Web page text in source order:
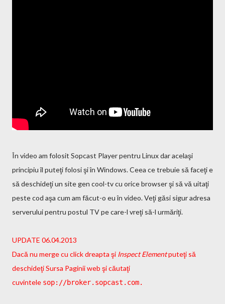
În video am folosit Sopcast Player pentru Linux dar acelaşi
principiu îl puteţi folosi şi în Windows. Ceea ce trebuie să faceţi e
să deschideţi un site gen cool-tv cu orice browser şi să vă uitaţi
peste cod aşa cum am făcut-o eu în video. Veţi găsi sigur adresa
serverului pentru postul TV pe care-l vreţi să-l urmăriţi.
UPDATE 06.04.2013
Dacă nu merge cu click dreapta şi Inspect Elementputeţi să
deschideţi Sursa Paginii web şi căutaţi
cuvintele sop://broker.sopcast.com.